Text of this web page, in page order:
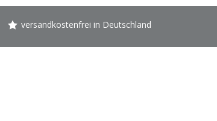
versandkostenfrei in Deutschland